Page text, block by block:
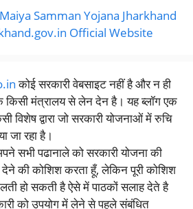
Maiya Samman Yojana Jharkhand
Official Website
कोई सरकारी वेबसाइट नहीं है और न ही
मंत्रालय से लेन देन है। यह ब्लॉग एक
विशेष द्वारा जो सरकारी योजनाओं में रुचि
जा रहा है।
सभी पढानाले को सरकारी योजना की
की कोशिश करता हूँ, लेकिन पूरी कोशिश
हो सकती है ऐसे में पाठकों सलाह देते है
को उपयोग में लेने से पहले संबंधित